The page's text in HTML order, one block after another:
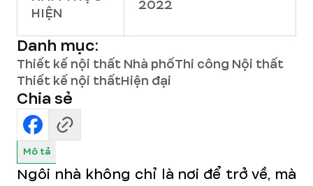
HIỆN
2022
Danh mục:
Thiết kế nội thất Nhà phốThi công Nội thất
Thiết kế nội thấtHiện đại
Chia sẻ
Mô tả
Ngôi nhà không chỉ là nơi để trở về, mà